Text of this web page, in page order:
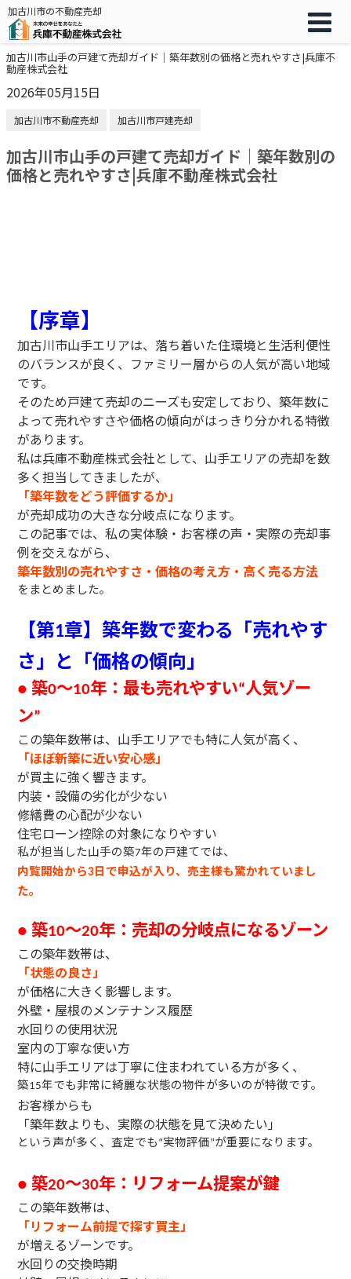
加古川市の不動産売却
加古川市山手の戸建て売却ガイド｜築年数別の価格と売れやすさ|兵庫不
動産株式会社
2026年05月15日
加古川市不動産売却 加古川市戸建売却
加古川市山手の戸建て売却ガイド｜築年数別の
価格と売れやすさ|兵庫不動産株式会社
【序章】
加古川市山手エリアは、落ち着いた住環境と生活利便性
のバランスが良く、ファミリー層からの人気が高い地域
です。
そのため戸建て売却のニーズも安定しており、築年数に
よって売れやすさや価格の傾向がはっきり分かれる特徴
があります。
私は兵庫不動産株式会社として、山手エリアの売却を数
多く担当してきましたが、
「築年数をどう評価するか」
が売却成功の大きな分岐点になります。
この記事では、私の実体験・お客様の声・実際の売却事
例を交えながら、
築年数別の売れやすさ・価格の考え方・高く売る方法
を まとめました。
【第1章】築年数で変わる「売れやす
さ」と「価格の傾向」
●築0〜10年：最も売れやすい“人気ゾー
ン”
この築年数帯は、山手エリアでも特に人気が高く、
「ほぼ新築に近い安心感」
が買主に強く響きます。
内装・設備の劣化が少ない
修繕費の心配が少ない
住宅ローン控除の対象になりやすい
私が担当した山手の築7年の戸建てでは、
内覧開始から3日で申込が入り、売主様も驚かれていまし
た。
●築10〜20年：売却の分岐点になるゾーン
この築年数帯は、
「状態の良さ」
が価格に大きく影響します。
外壁・屋根のメンテナンス履歴
水回りの使用状況
室内の丁寧な使い方
特に山手エリアは丁寧に住まわれている方が多く、
築15年でも非常に綺麗な状態の物件が多いのが特徴です。
お客様からも
「築年数よりも、実際の状態を見て決めたい」
という声が多く、査定でも “実物評価”が重要になります。
●築20〜30年：リフォーム提案が鍵
この築年数帯は、
「リフォーム前提で探す買主」
が増えるゾーンです。
水回りの交換時期